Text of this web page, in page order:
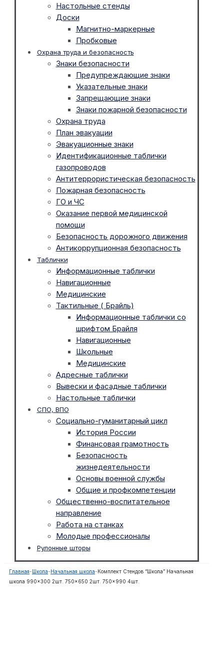
Настольные стенды
Доски
Магнитно-маркерные
Пробковые
Охрана труда и безопасность
Знаки безопасности
Предупреждающие знаки
Указательные знаки
Запрещающие знаки
Знаки пожарной безопасности
Охрана труда
План эвакуации
Эвакуационные знаки
Идентификационные таблички
газопроводов
Антитеррористическая безопасность
Пожарная безопасность
ГО и ЧС
Оказание первой медицинской
помощи
Безопасность дорожного движения
Антикоррупционная безопасность
Таблички
Информационные таблички
Навигационные
Медицинские
Тактильные ( Брайль)
Информационные таблички со
шрифтом Брайля
Навигационные
Школьные
Медицинские
Адресные таблички
Вывески и фасадные таблички
Настольные таблички
СПО, ВПО
Социально-гуманитарный цикл
История России
Финансовая грамотность
Безопасность
жизнедеятельности
Основы военной службы
Общие и профкомпетенции
Общественно-воспитательное
направление
Работа на станках
Молодые профессионалы
Рулонные шторы
Главная- Школа- Начальная школа- Комплект Стендов “Школа” Начальная
школа 990×300 2шт. 750×650 2шт. 750×990 4шт.